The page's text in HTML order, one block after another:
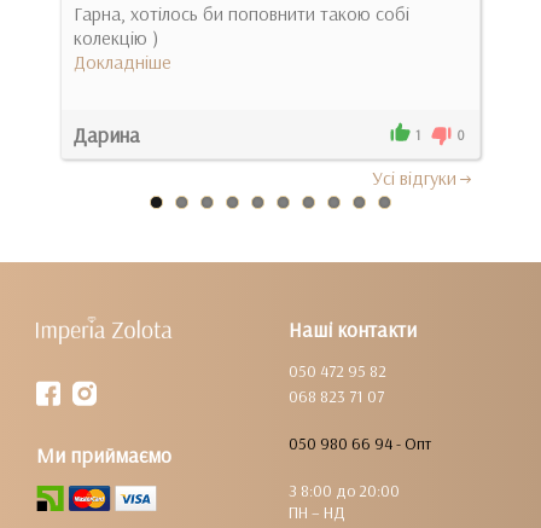
Гарна, хотілось би поповнити такою собі
колекцію )
Докладніше
Дарина 1 0
Усi вiдгуки
Наші контакти
050 472 95 82
068 823 71 07
050 980 66 94 - Опт
З 8:00 до 20:00
ПН – НД
Ми приймаємо